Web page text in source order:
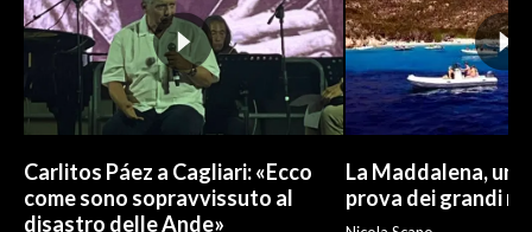
Carlitos Páez a Cagliari: «Ecco
come sono sopravvissuto al
disastro delle Ande»
La Maddalena, un
prova dei grandi